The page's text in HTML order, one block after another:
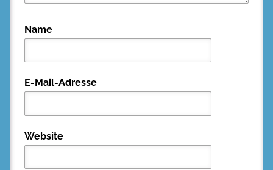
Name
E-Mail-Adresse
Website